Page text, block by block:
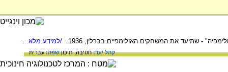
- שתיעד את המשחקים האולימפיים בברלין, 1936. /למידע מלא...
קהל יעד:חטיבה,תיכוןשפה:עברית